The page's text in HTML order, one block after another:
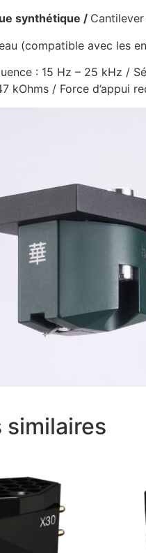
synthétique /
(compatible avec les
: 15 Hz – 25 kHz /
kOhms / Force d’appui
similaires